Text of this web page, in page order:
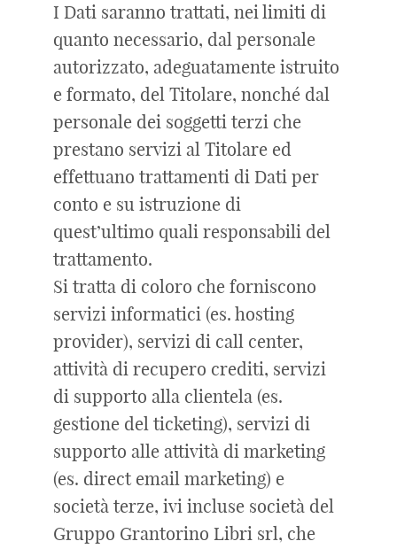
I Dati saranno trattati, nei limiti di
quanto necessario, dal personale
autorizzato, adeguatamente istruito
e formato, del Titolare, nonché dal
personale dei soggetti terzi che
prestano servizi al Titolare ed
effettuano trattamenti di Dati per
conto e su istruzione di
quest’ultimo quali responsabili del
trattamento.
Si tratta di coloro che forniscono
servizi informatici (es. hosting
provider), servizi di call center,
attività di recupero crediti, servizi
di supporto alla clientela (es.
gestione del ticketing), servizi di
supporto alle attività di marketing
(es. direct email marketing) e
società terze, ivi incluse società del
Gruppo Grantorino Libri srl, che